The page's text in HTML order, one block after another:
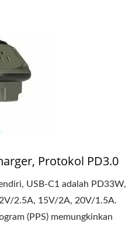
Protokol PD3.0
USB-C1 adalah PD33W,
2.5A, 15V/2A, 20V/1.5A.
(PPS) memungkinkan